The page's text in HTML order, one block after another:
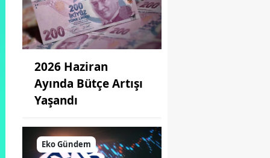
2026 Haziran
Ayında Bütçe Artışı
Yaşandı
Eko Gündem